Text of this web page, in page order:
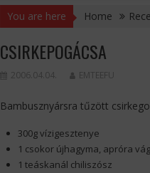
You are here Home
CSIRKEPOGÁCSA
2006.04.04. EMTEEFU
Bambusznyársra tűzött
300g vízigesztenye
1 csokor újhagyma, apróra
1 teáskanál chiliszósz